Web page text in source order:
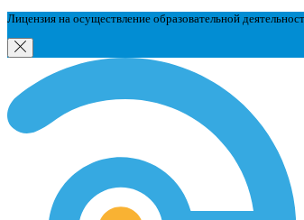
Лицензия на осуществление образовательной